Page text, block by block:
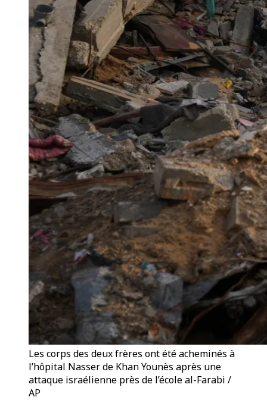
Les corps des deux frères ont été acheminés à
l’hôpital Nasser de Khan Younès après une
attaque israélienne près de l’école al-Farabi /
AP